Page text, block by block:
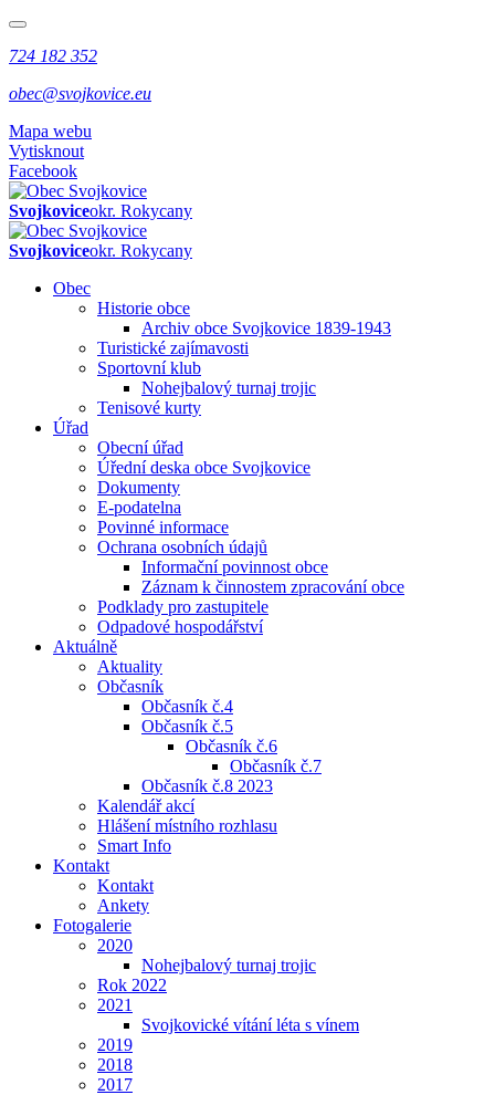
724 182 352
obec@svojkovice.eu
Mapa webu
Vytisknout
Facebook
Svojkoviceokr. Rokycany
Svojkoviceokr. Rokycany
Obec
Historie obce
Archiv obce Svojkovice 1839-1943
Turistické zajímavosti
Sportovní klub
Nohejbalový turnaj trojic
Tenisové kurty
Úřad
Obecní úřad
Úřední deska obce Svojkovice
Dokumenty
E-podatelna
Povinné informace
Ochrana osobních údajů
Informační povinnost obce
Záznam k činnostem zpracování obce
Podklady pro zastupitele
Odpadové hospodářství
Aktuálně
Aktuality
Občasník
Občasník č.4
Občasník č.5
Občasník č.6
Občasník č.7
Občasník č.8 2023
Kalendář akcí
Hlášení místního rozhlasu
Smart Info
Kontakt
Kontakt
Ankety
Fotogalerie
2020
Nohejbalový turnaj trojic
Rok 2022
2021
Svojkovické vítání léta s vínem
2019
2018
2017